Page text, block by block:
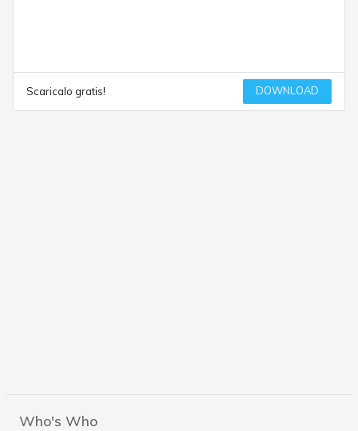
Scaricalo gratis! DOWNLOAD
Who's Who